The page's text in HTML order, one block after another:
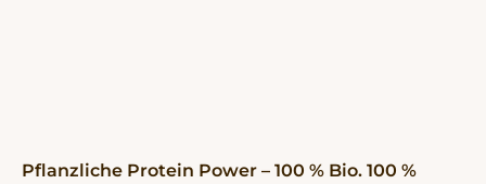
Pflanzliche Protein Power – 100 % Bio. 100 %